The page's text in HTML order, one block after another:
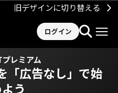
旧デザインに切り替える
ログイン
レミアム
「広告なし」で始
う